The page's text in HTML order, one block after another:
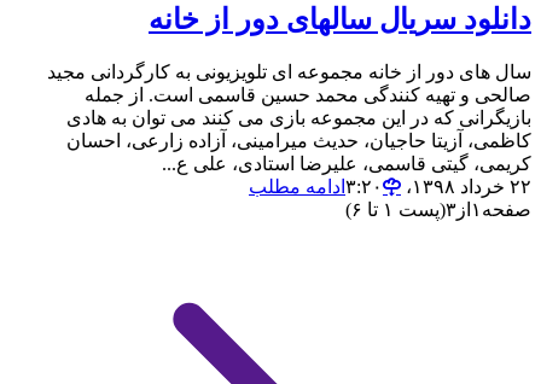
دانلود سریال سالهای دور از خانه
سال‌ های دور از خانه مجموعه ای تلویزیونی به کارگردانی مجید
صالحی و تهیه کنندگی محمد حسین قاسمی است. از جمله
بازیگرانی که در این مجموعه بازی می کنند می توان به هادی
کاظمی، آزیتا حاجیان، حدیث میرامینی، آزاده زارعی، احسان
کریمی، گیتی قاسمی، علیرضا استادی، علی ع...
۲۲ خرداد ۱۳۹۸،‏ ۳:۲۰
ادامه مطلب
صفحه ۱ از ۳(پست ۱ تا ۶)